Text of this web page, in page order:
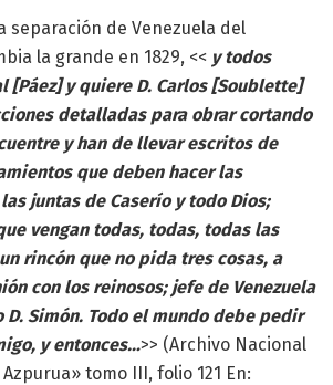
separación de Venezuela del
la grande en 1829, << y todos
[Páez] y quiere D. Carlos [Soublette]
detalladas para obrar cortando
y han de llevar escritos de
que deben hacer las
juntas de Caserío y todo Dios;
vengan todas, todas, todas las
rincón que no pida tres cosas, a
con los reinosos; jefe de Venezuela
D. Simón. Todo el mundo debe pedir
y entonces…>> (Archivo Nacional
tomo III, folio 121 En: